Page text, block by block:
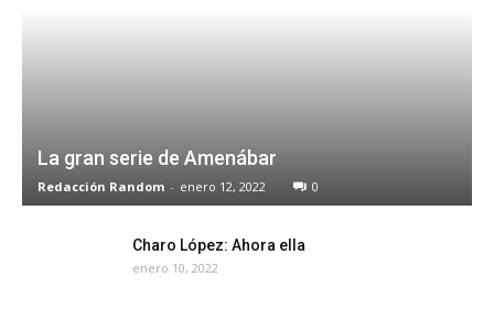
La gran serie de Amenábar
Redacción Random - enero 12, 2022 0
Charo López: Ahora ella
enero 10, 2022